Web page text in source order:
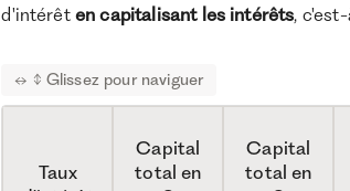
d'intérêt en capitalisant les intérêts,
Taux
Capital
total en
Capital
total en